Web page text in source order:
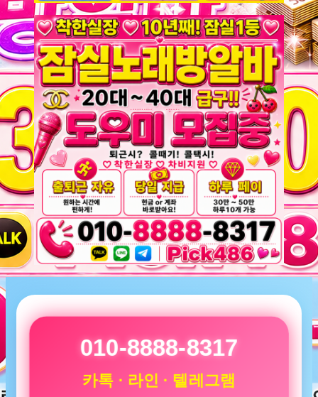
010-8888-8317
카톡 · 라인 · 텔레그램